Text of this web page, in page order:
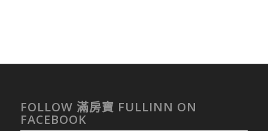
FOLLOW 滿房寶 FULLINN ON
FACEBOOK